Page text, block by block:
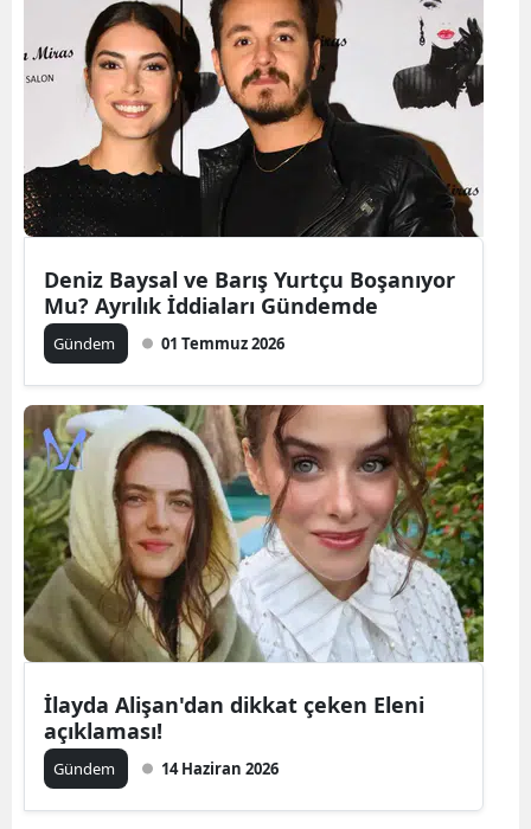
Yozgat
Zonguldak
Aksaray
Bayburt
Karaman
Kırıkkale
Şırnak
Bartın
Ardahan
Iğdır
Yalova
Karabük
Deniz Baysal ve Barış Yurtçu Boşanıyor
Mu? Ayrılık İddiaları Gündemde
Gündem 01 Temmuz 2026
İlayda Alişan'dan dikkat çeken Eleni
açıklaması!
Gündem 14 Haziran 2026